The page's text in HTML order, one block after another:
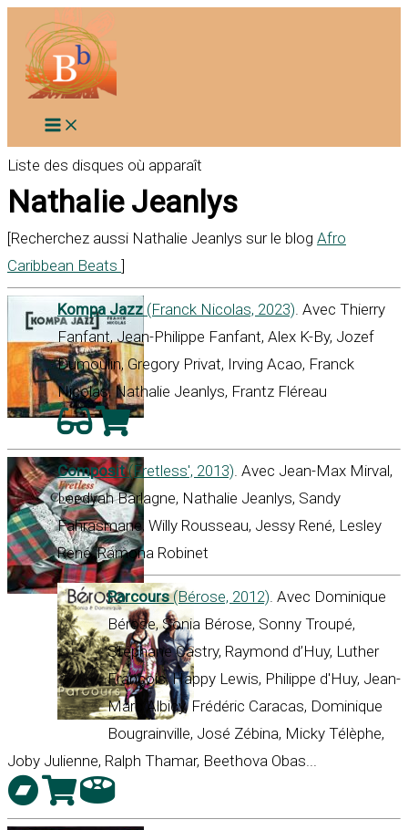
contenu
Liste des disques où apparaît
Nathalie Jeanlys
[Recherchez aussi Nathalie Jeanlys sur le blog Afro
Caribbean Beats ]
Kompa Jazz (Franck Nicolas, 2023). Avec Thierry
Fanfant, Jean-Philippe Fanfant, Alex K-By, Jozef
Dumoulin, Gregory Privat, Irving Acao, Franck
Nicolas, Nathalie Jeanlys, Frantz Fléreau
Composit(Fretless', 2013). Avec Jean-Max Mirval,
Leedyah Barlagne, Nathalie Jeanlys, Sandy
Fahrasmane, Willy Rousseau, Jessy René, Lesley
René, Ramona Robinet
Parcours(Bérose, 2012). Avec Dominique
Bérose, Sonia Bérose, Sonny Troupé,
Stéphane Castry, Raymond d’Huy, Luther
François, Happy Lewis, Philippe d'Huy, Jean-
Marc Albicy, Frédéric Caracas, Dominique
Bougrainville, José Zébina, Micky Télèphe,
Joby Julienne, Ralph Thamar, Beethova Obas...